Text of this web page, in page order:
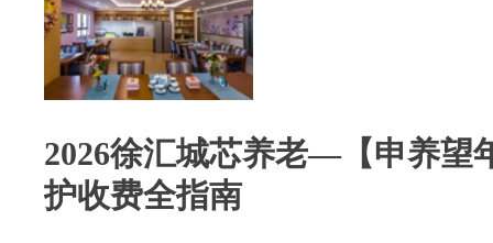
2026徐汇城芯养老—【申养望
护收费全指南